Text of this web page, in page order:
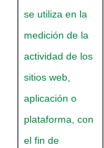
se utiliza en la
medición de la
actividad de los
sitios web,
aplicación o
plataforma, con
el fin de